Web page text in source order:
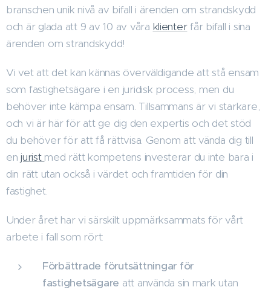
branschen unik nivå av bifall i ärenden om strandskydd
och är glada att 9 av 10 av våra klienterfår bifall i sina
ärenden om strandskydd!
Vi vet att det kan kännas överväldigande att stå ensam
som fastighetsägare i en juridisk process, men du
behöver inte kämpa ensam. Tillsammans är vi starkare,
och vi är här för att ge dig den expertis och det stöd
du behöver för att få rättvisa. Genom att vända dig till
enjurist med rätt kompetens investerar du inte bara i
din rätt utan också i värdet och framtiden för din
fastighet.
Under året har vi särskilt uppmärksammats för vårt
arbete i fall som rört:
Förbättrade förutsättningar för
fastighetsägare att använda sin mark utan